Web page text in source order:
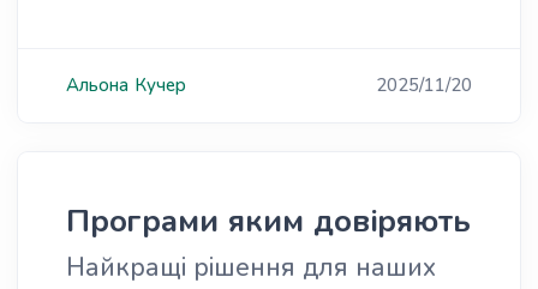
Альона Кучер 2025/11/20
Програми яким довіряють
Найкращі рішення для наших